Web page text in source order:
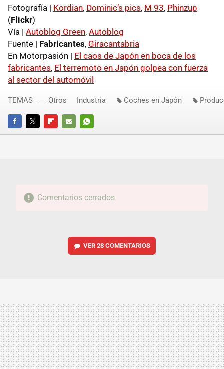
Fotografía | Kordian, Dominic’s pics, M 93, Phinzup
(Flickr)
Vía | Autoblog Green, Autoblog
Fuente | Fabricantes, Giracantabria
En Motorpasión | El caos de Japón en boca de los
fabricantes, El terremoto en Japón golpea con fuerza
al sector del automóvil
FACEBOOKTWITTERFLIPBOARD
E-
WHATSAPP
TEMAS Otros Industria Coches en Japón
Comentarios cerrados
VER 28 COMENTARIOS